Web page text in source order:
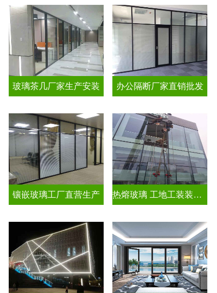
玻璃茶几厂家生产安装 办公隔断厂家直销批发
镶嵌玻璃工厂直营生产 热熔玻璃 工地工装装饰玻璃